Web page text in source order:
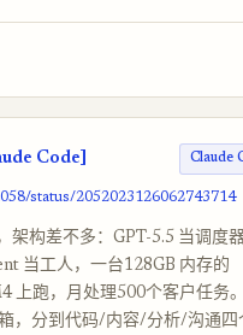
Code] Claude
status/2052023126062743714
架构差不多：GPT-5.5 当调度
当工人，一台128GB 内存的
上跑，月处理500个客户任务
，分到代码/内容/分析/沟通四